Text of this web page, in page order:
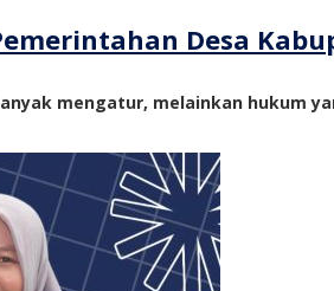
Desa
mengatur, melainkan hukum